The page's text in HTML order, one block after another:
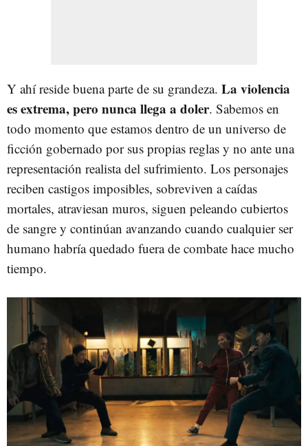
Y ahí reside buena parte de su grandeza. La violencia
es extrema, pero nunca llega a doler. Sabemos en
todo momento que estamos dentro de un universo de
ficción gobernado por sus propias reglas y no ante una
representación realista del sufrimiento. Los personajes
reciben castigos imposibles, sobreviven a caídas
mortales, atraviesan muros, siguen peleando cubiertos
de sangre y continúan avanzando cuando cualquier ser
humano habría quedado fuera de combate hace mucho
tiempo.